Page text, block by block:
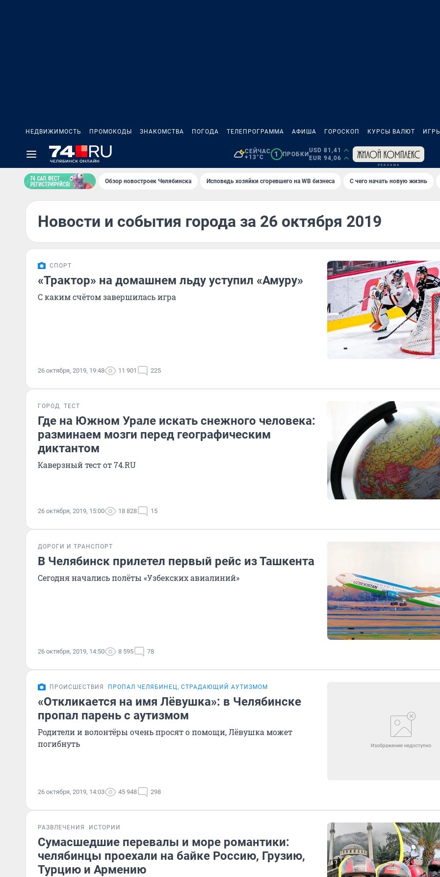
НЕДВИЖИМОСТЬ ПРОМОКОДЫ ЗНАКОМСТВА ПОГОДА ТЕЛЕПРОГРАММА АФИША ГОРОСКОП КУРСЫ ВАЛЮТ ИГРЫ
СЕЙЧАС
+13°C
1 ПРОБКИ
USD 81,41
EUR 94,06
Обзор новостроек Челябинска Исповедь хозяйки сгоревшего на WB бизнеса С чего начать новую жизнь
Новости и события города за 26 октября 2019
СПОРТ
«Трактор» на домашнем льду уступил «Амуру»
С каким счётом завершилась игра
26 октября, 2019, 19:48 11 901 225
ГОРОД ТЕСТ
Где на Южном Урале искать снежного человека:
разминаем мозги перед географическим
диктантом
Каверзный тест от 74.RU
26 октября, 2019, 15:00 18 828 15
ДОРОГИ И ТРАНСПОРТ
В Челябинск прилетел первый рейс из Ташкента
Сегодня начались полёты «Узбекских авиалиний»
26 октября, 2019, 14:50 8 595 78
ПРОИСШЕСТВИЯ ПРОПАЛ ЧЕЛЯБИНЕЦ, СТРАДАЮЩИЙ АУТИЗМОМ
«Откликается на имя Лёвушка»: в Челябинске
пропал парень с аутизмом
Родители и волонтёры очень просят о помощи, Лёвушка может
погибнуть
26 октября, 2019, 14:03 45 948 298
РАЗВЛЕЧЕНИЯ ИСТОРИИ
Сумасшедшие перевалы и море романтики:
челябинцы проехали на байке Россию, Грузию,
Турцию и Армению